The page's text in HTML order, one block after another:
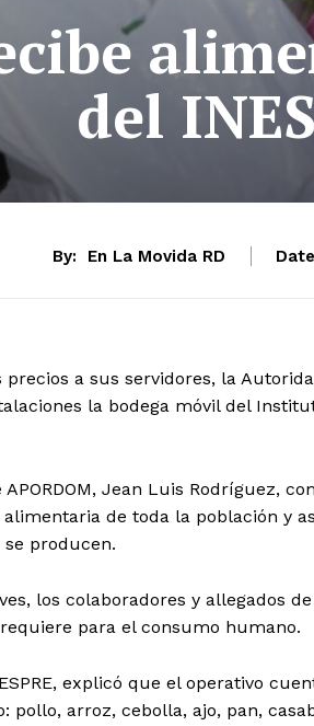
del
By: En La Movida RD
a sus servidores, la
la bodega móvil del
Jean Luis Rodríguez,
de toda la población y
producen.
los colaboradores y allegados
para el consumo humano.
explicó que el operativo
pollo, arroz, cebolla, ajo, pan,